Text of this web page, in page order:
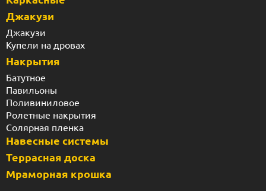
Джакузи
Джакузи
Купели на дровах
Накрытия
Батутное
Павильоны
Поливиниловое
Ролетные накрытия
Солярная пленка
Навесные системы
Террасная доска
Мраморная крошка